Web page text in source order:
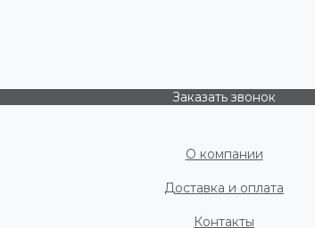
Заказать звонок
О компании
Доставка и оплата
Контакты